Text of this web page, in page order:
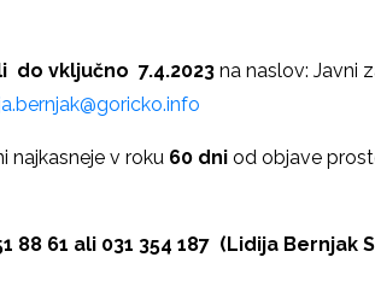
do vključno 7.4.2023 na naslov: Javni
najkasneje v roku 60 dni od objave
61 ali 031 354 187 (Lidija Bernjak